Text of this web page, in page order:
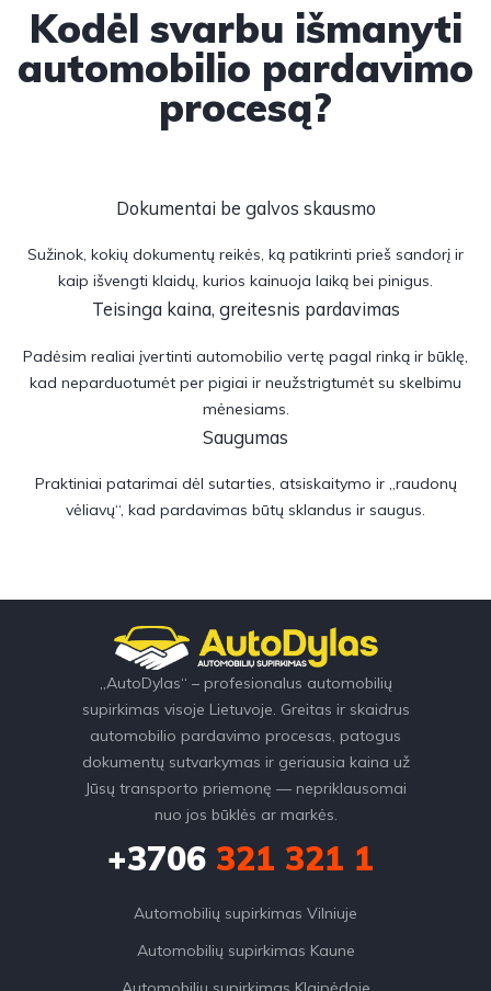
Kodėl svarbu išmanyti
automobilio pardavimo
procesą?
Dokumentai be galvos skausmo
Sužinok, kokių dokumentų reikės, ką patikrinti prieš sandorį ir
kaip išvengti klaidų, kurios kainuoja laiką bei pinigus.
Teisinga kaina, greitesnis pardavimas
Padėsim realiai įvertinti automobilio vertę pagal rinką ir būklę,
kad neparduotumėt per pigiai ir neužstrigtumėt su skelbimu
mėnesiams.
Saugumas
Praktiniai patarimai dėl sutarties, atsiskaitymo ir „raudonų
vėliavų“, kad pardavimas būtų sklandus ir saugus.
„AutoDylas“ – profesionalus automobilių
supirkimas visoje Lietuvoje. Greitas ir skaidrus
automobilio pardavimo procesas, patogus
dokumentų sutvarkymas ir geriausia kaina už
Jūsų transporto priemonę — nepriklausomai
nuo jos būklės ar markės.
+3706321 321 1
Automobilių supirkimas Vilniuje
Automobilių supirkimas Kaune